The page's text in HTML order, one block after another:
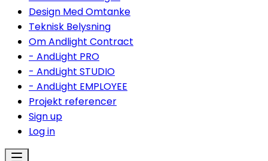
Design Med Omtanke
Teknisk Belysning
Om Andlight Contract
- AndLight PRO
- AndLight STUDIO
- AndLight EMPLOYEE
Projekt referencer
Sign up
Log in